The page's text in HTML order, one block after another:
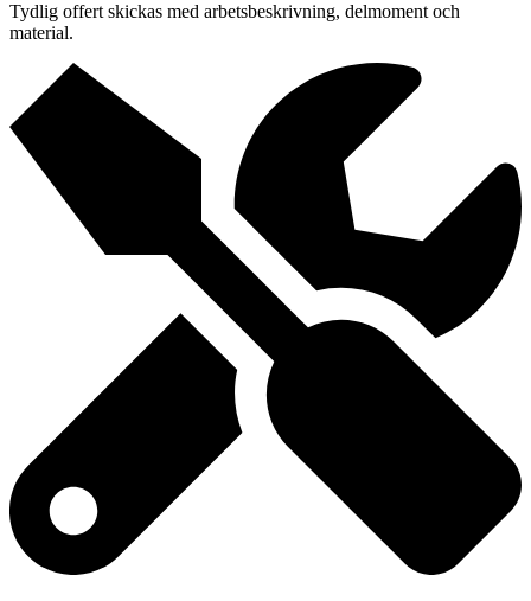
Tydlig offert skickas med arbetsbeskrivning, delmoment och
material.